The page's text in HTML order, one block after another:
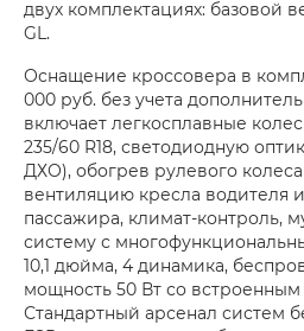
двух комплектациях: базовой
GL.
Оснащение кроссовера в
000 руб. без учета
включает легкосплавные
235/60 R18, светодиодную
ДХО), обогрев рулевого
вентиляцию кресла водителя
пассажира, климат-контроль,
систему с
10,1 дюйма, 4 динамика,
мощность 50 Вт со
Стандартный арсенал систем